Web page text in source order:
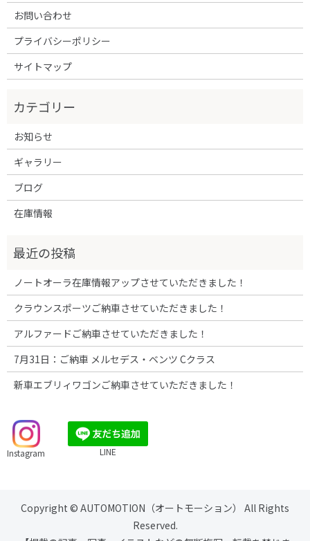
お問い合わせ
プライバシーポリシー
サイトマップ
お知らせ
ギャラリー
ブログ
在庫情報
ノートオーラ在庫情報アップさせていただきました！
クラウンスポーツご納車させていただきました！
アルファードご納車させていただきました！
7月31日：ご納車 メルセデス・ベンツ Cクラス
新車エブリィワゴンご納車させていただきました！
Instagram LINE
Copyright © AUTOMOTION（オートモーション） All Rights
Reserved.